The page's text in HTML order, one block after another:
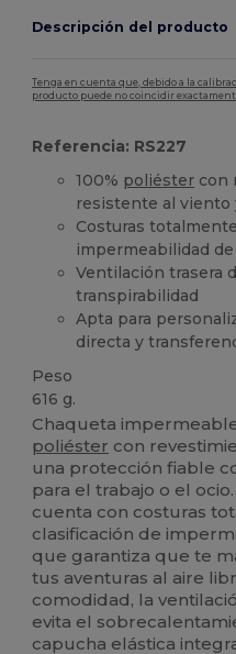
Descripción del producto
Tenga en cuenta que, debido a la
producto puede no coincidir
Referencia: RS227
100% poliéster con
resistente al viento
Costuras
impermeabilidad
Ventilación trasera
transpirabilidad
Apta para
directa y
Peso
616 g.
Chaqueta
poliéster con
una protección fiable
para el trabajo o el
cuenta con costuras
clasificación de
que garantiza que te
tus aventuras al aire
comodidad, la
evita el
capucha elástica